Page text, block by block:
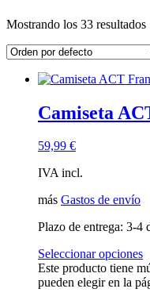
Filtro de precios
Búsqueda de texto
Categorías del producto
Ropa ACT(43)
Camisetas ACT
Evento ACT
ACT
Originales ACT
Piezas ACT(0)
Camisetas ACT
ACT Tracks(1)
ACT-
Mostrando los 33 resultados
Camiseta
59,99 €
IVA incl.
más Gastos de envío
Plazo de entrega: 3-4
Seleccionar opciones
Este producto tiene
pueden elegir en la